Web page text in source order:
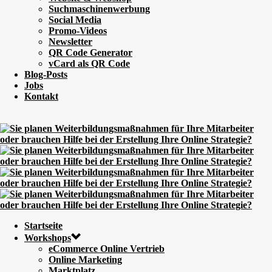
Suchmaschinenwerbung
Social Media
Promo-Videos
Newsletter
QR Code Generator
vCard als QR Code
Blog-Posts
Jobs
Kontakt
Startseite
Workshops
eCommerce Online Vertrieb
Online Marketing